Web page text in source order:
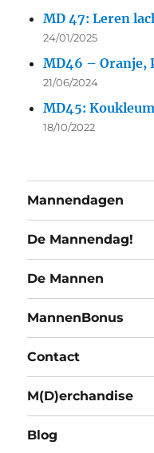
MD 47: Leren
24/01/2025
MD46 – Oranje,
21/06/2024
MD45:
18/10/2022
Mannendagen
De Mannendag!
De Mannen
MannenBonus
Contact
M(D)erchandise
Blog